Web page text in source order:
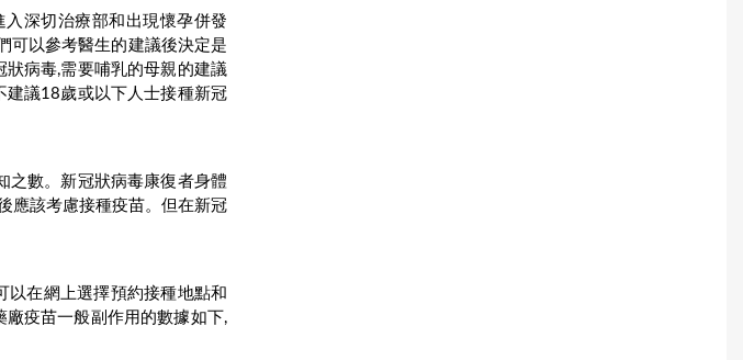
深切治療部和出現懷孕併發
可以參考醫生的建議後決定是
病毒,需要哺乳的母親的建議
建議18歲或以下人士接種新冠
之數。新冠狀病毒康復者身體
應該考慮接種疫苗。但在新冠
以在網上選擇預約接種地點和
疫苗一般副作用的數據如下,